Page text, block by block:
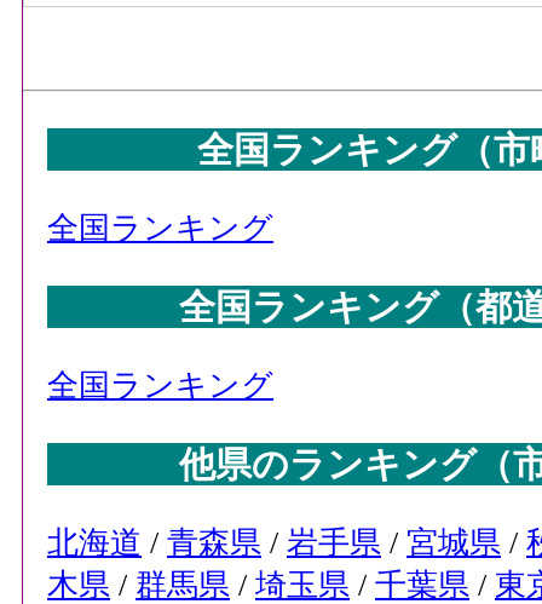
全国ランキング（
全国ランキング
全国ランキング（都
全国ランキング
他県のランキング（
北海道 / 青森県 / 岩手県 / 宮城県 /
木県 / 群馬県 / 埼玉県 / 千葉県 / 東